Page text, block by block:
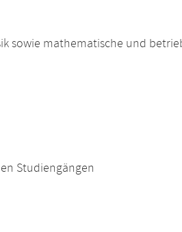
sowie mathematische und
Studiengängen